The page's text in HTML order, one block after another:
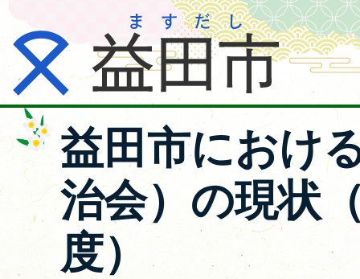
益田市におけ
治会）の現状
度）